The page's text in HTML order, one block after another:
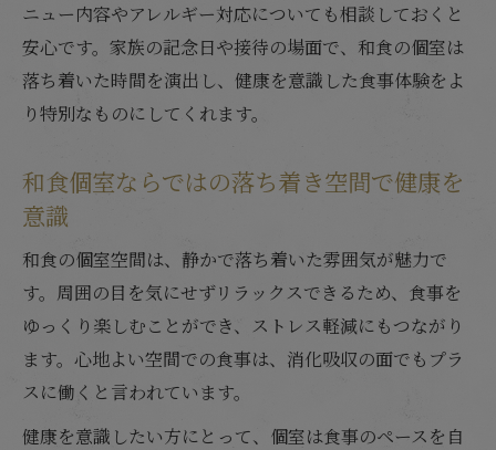
ニュー内容やアレルギー対応についても相談しておくと
安心です。家族の記念日や接待の場面で、和食の個室は
落ち着いた時間を演出し、健康を意識した食事体験をよ
り特別なものにしてくれます。
和食個室ならではの落ち着き空間で健康を
意識
和食の個室空間は、静かで落ち着いた雰囲気が魅力で
す。周囲の目を気にせずリラックスできるため、食事を
ゆっくり楽しむことができ、ストレス軽減にもつながり
ます。心地よい空間での食事は、消化吸収の面でもプラ
スに働くと言われています。
健康を意識したい方にとって、個室は食事のペースを自